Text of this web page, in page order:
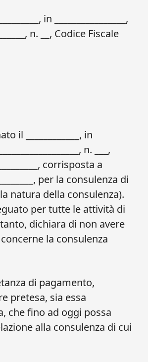
in ________________,
n. __, Codice Fiscale
il ____________, in
n. ___,
corrisposta a
per la consulenza di
natura della consulenza).
per tutte le attività di
dichiara di non avere
la consulenza
di pagamento,
pretesa, sia essa
che fino ad oggi possa
alla consulenza di cui